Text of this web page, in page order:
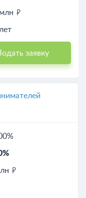
Подать заявку